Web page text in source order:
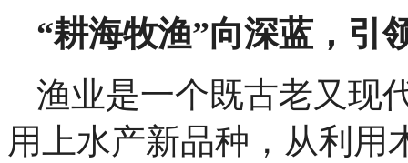
“耕海牧渔”向深蓝，引
渔业是一个既古老又现
用上水产新品种，从利用